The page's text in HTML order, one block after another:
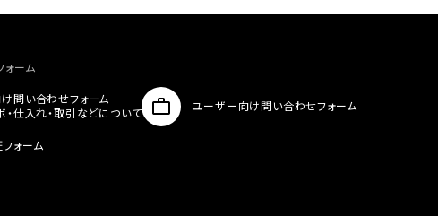
ーム
問い合わせフォーム
・仕入れ・取引などについて
ユーザー向け問い合わせフォーム
ォーム